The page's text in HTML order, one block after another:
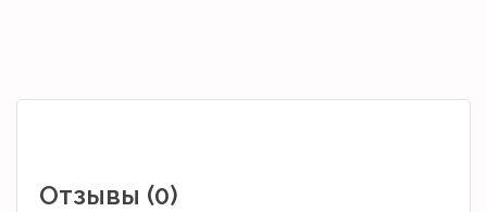
Отзывы (0)